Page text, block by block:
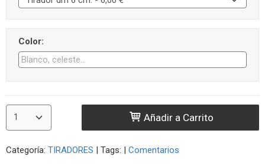
Color:
Añadir a Carrito
Categoría: TIRADORES | Tags: | Comentarios